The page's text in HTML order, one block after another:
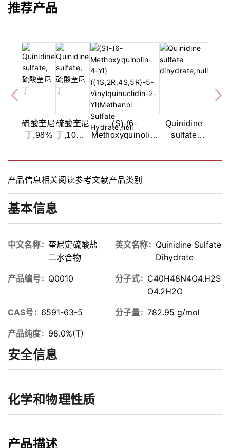
推荐产品
硫酸奎尼
丁,98%
硫酸奎尼
丁,10mM
(S)-(6-
Methoxyquinolin-
2-Yl)Methanol
Sulfate Hydrate
Quinidine
sulfate
产品信息相关阅读参考文献产品类别
基本信息
中文名称
奎尼定硫酸盐
二水合物
英文名称
Quinidine Sulfate
Dihydrate
产品编号 Q0010 分子式
C40H48N4O4.H2S
O4.2H2O
CAS号 6591-63-5 分子量 782.95 g/mol
产品纯度 98.0%(T)
安全信息
化学和物理性质
产品描述